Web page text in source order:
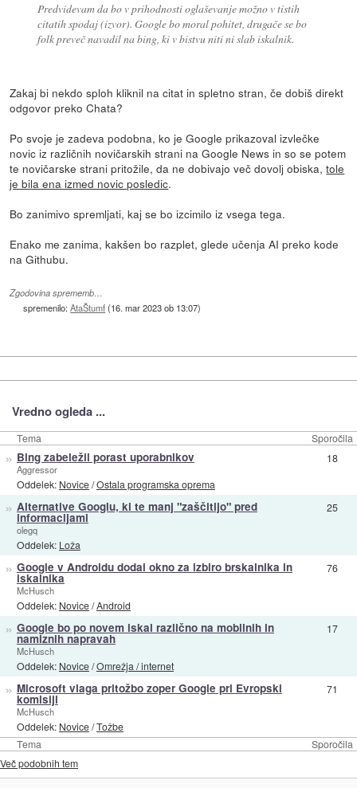
Predvidevam da bo v prihodnosti oglaševanje možno v tistih
citatih spodaj (izvor). Google bo moral pohitet, drugače se bo
folk preveč navadil na bing, ki v bistvu niti ni slab iskalnik.
Zakaj bi nekdo sploh kliknil na citat in spletno stran, če dobiš direkt
odgovor preko Chata?
Po svoje je zadeva podobna, ko je Google prikazoval izvlečke
novic iz različnih novičarskih strani na Google News in so se potem
te novičarske strani pritožile, da ne dobivajo več dovolj obiska,tole
je bila ena izmed novic posledic.
Bo zanimivo spremljati, kaj se bo izcimilo iz vsega tega.
Enako me zanima, kakšen bo razplet, glede učenja AI preko kode
na Githubu.
Zgodovina sprememb…
spremenilo:AtaŠtumf(16. mar 2023 ob 13:07)
Vredno ogleda ...
Tema Sporočila
Tema Sporočila
» Bing zabeležil porast uporabnikov
Aggressor
Oddelek: Novice/Ostala programska oprema
18
» Alternative Googlu, ki te manj "zaščitijo" pred
informacijami
olegq
Oddelek: Loža
25
» Google v Androidu dodal okno za izbiro brskalnika in
iskalnika
McHusch
Oddelek: Novice/Android
76
» Google bo po novem iskal različno na mobilnih in
namiznih napravah
McHusch
Oddelek: Novice/Omrežja / internet
17
» Microsoft vlaga pritožbo zoper Google pri Evropski
komisiji
McHusch
Oddelek: Novice/Tožbe
71
Več podobnih tem